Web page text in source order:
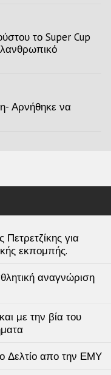
το Super Cup
Αρνήθηκε να
για
εκπομπής.
αναγνώριση
με την βία του
Δελτίο απο την ΕΜΥ